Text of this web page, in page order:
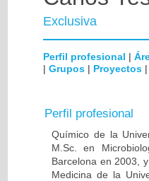
Exclusiva
Perfil profesional |
| Grupos | Proyectos
Perfil profesional
Químico de la
M.Sc. en
Barcelona en 2003,
Medicina de la